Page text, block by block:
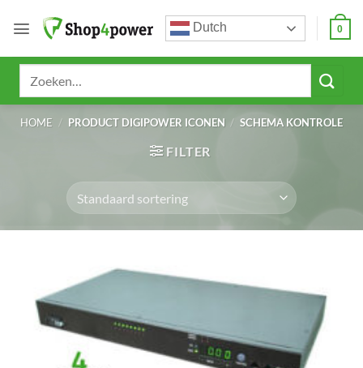
naar
Dutch 0
HOME / PRODUCT DIGIPOWER ICONEN / SCHEMA KONTROLE
FILTER